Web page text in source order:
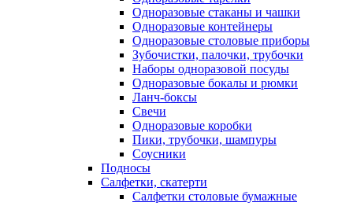
Одноразовые стаканы и чашки
Одноразовые контейнеры
Одноразовые столовые приборы
Зубочистки, палочки, трубочки
Наборы одноразовой посуды
Одноразовые бокалы и рюмки
Ланч-боксы
Свечи
Одноразовые коробки
Пики, трубочки, шампуры
Соусники
Подносы
Салфетки, скатерти
Салфетки столовые бумажные